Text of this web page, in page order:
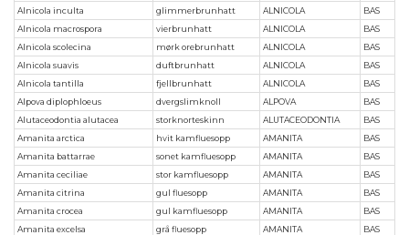
Alnicola inculta
glimmerbrunhatt ALNICOLA
BAS
Alnicola macrospora
vierbrunhatt ALNICOLA
BAS
Alnicola scolecina
mørk orebrunhatt ALNICOLA
BAS
Alnicola suavis
duftbrunhatt ALNICOLA
BAS
Alnicola tantilla
fjellbrunhatt ALNICOLA
BAS
Alpova diplophloeus
dvergslimknoll ALPOVA
BAS
Alutaceodontia alutacea
storknorteskinn ALUTACEODONTIA
BAS
Amanita arctica
hvit kamfluesopp AMANITA
BAS
Amanita battarrae
sonet kamfluesopp AMANITA
BAS
Amanita ceciliae
stor kamfluesopp AMANITA
BAS
Amanita citrina
gul fluesopp AMANITA
BAS
Amanita crocea
gul kamfluesopp AMANITA
BAS
Amanita excelsa
grå fluesopp AMANITA
BAS